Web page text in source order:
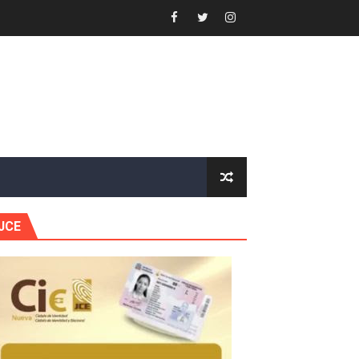
en Manabao
y Ejército RD
Justicia.
mujer presidente de la República
después
Norte